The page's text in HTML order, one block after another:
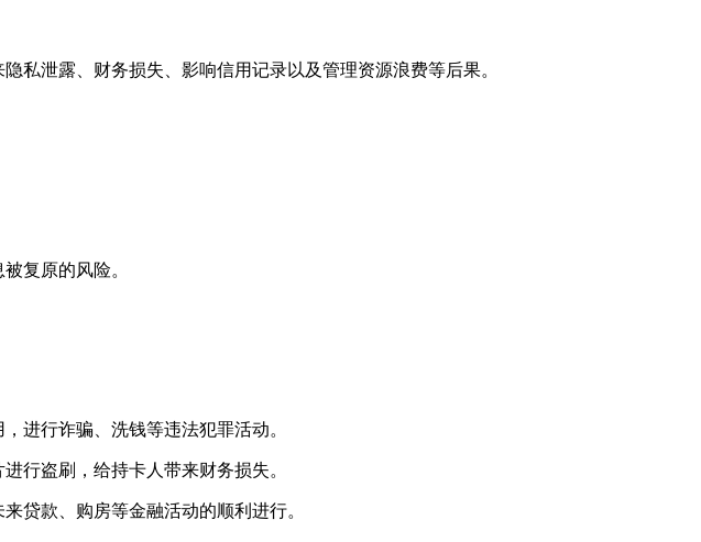
私泄露、财务损失、影响信用记录以及管理资源浪费等后果。
复原的风险。
进行诈骗、洗钱等违法犯罪活动。
行盗刷，给持卡人带来财务损失。
贷款、购房等金融活动的顺利进行。